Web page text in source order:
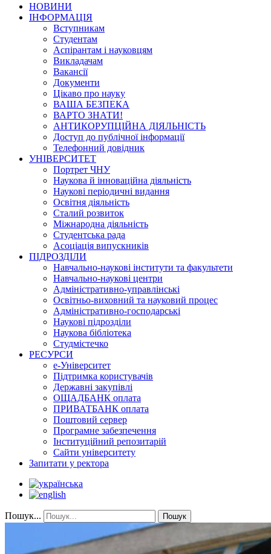
НОВИНИ
ІНФОРМАЦІЯ
Вступникам
Студентам
Аспірантам і науковцям
Викладачам
Вакансії
Документи
Цікаво про науку
ВАША БЕЗПЕКА
ВАРТО ЗНАТИ!
АНТИКОРУПЦІЙНА ДІЯЛЬНІСТЬ
Доступ до публічної інформації
Телефонний довідник
УНІВЕРСИТЕТ
Портрет ЧНУ
Наукова й інноваційна діяльність
Наукові періодичні видання
Освітня діяльність
Сталий розвиток
Міжнародна діяльність
Студентська рада
Асоціація випускників
ПІДРОЗДІЛИ
Навчально-наукові інститути та факультети
Навчально-наукові центри
Адміністративно-управлінські
Освітньо-виховний та науковий процес
Адміністративно-господарські
Наукові підрозділи
Наукова бібліотека
Студмістечко
РЕСУРСИ
е-Університет
Підтримка користувачів
Державні закупівлі
ОЩАДБАНК оплата
ПРИВАТБАНК оплата
Поштовий сервер
Програмне забезпечення
Інституційний репозитарій
Сайти університету
Запитати у ректора
Пошук... Пошук